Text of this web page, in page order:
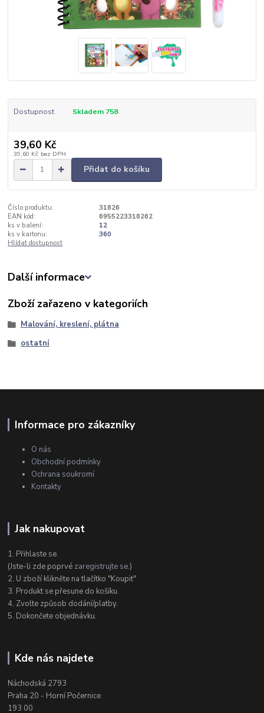
Dostupnost Skladem 758
39,60 Kč
39,60 Kč bez DPH
Přidat do košíku
Číslo produktu:
31826
EAN kód:
6955223318262
ks v balení:
12
ks v kartonu:
360
Hlídat dostupnost
Další informace
Zboží zařazeno v kategoriích
Malování, kreslení, plátna
ostatní
Informace pro zákazníky
O nás
Obchodní podmínky
Ochrana soukromí
Kontakty
Jak nakupovat
1. Přihlaste se.
(Jste-li zde poprvé zaregistrujte se.)
2. U zboží klikněte na tlačítko "Koupit"
3. Produkt se přesune do košíku.
4. Zvolte způsob dodání/platby.
5. Dokončete objednávku.
Kde nás najdete
Náchodská 2793
Praha 20 - Horní Počernice
193 00